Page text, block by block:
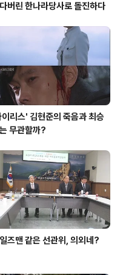
버린 한나라당사로 돌진하다
리스' 김현준의 죽음과 최승
무관할까?
즈맨 같은 선관위, 의외네?